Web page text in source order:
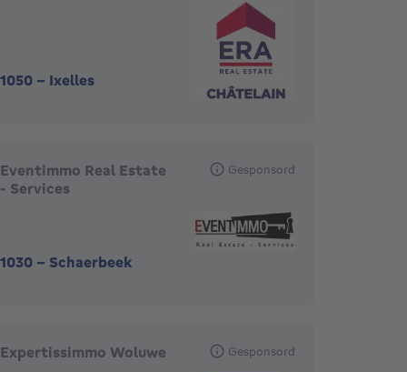
1050 - Ixelles
Eventimmo Real Estate
- Services
1030 - Schaerbeek
Gesponsord
Expertissimmo Woluwe Gesponsord